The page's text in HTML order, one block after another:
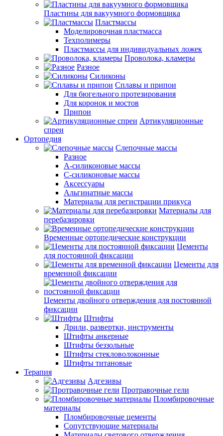
Пластины для вакуумного формовщика
Пластмассы
Моделировочная пластмасса
Техполимеры
Пластмассы для индивидуальных ложек
Проволока, кламеры
Разное
Силиконы
Сплавы и припои
Для бюгельного протезирования
Для коронок и мостов
Припои
Артикуляционные
спреи
Ортопедия
Слепочные массы
Разное
А-силиконовые массы
С-силиконовые массы
Аксессуары
Альгинатные массы
Материалы для регистрации прикуса
Материалы для
перебазировки
Временные ортопедические конструкции
Цементы
для постоянной фиксации
Цементы для
временной фиксации
Цементы двойного отверждения для постоянной
фиксации
Штифты
Дрили, развертки, инструменты
Штифты анкерные
Штифты беззольные
Штифты стекловолоконные
Штифты титановые
Терапия
Адгезивы
Протравочные гели
Пломбировочные
материалы
Пломбировочные цементы
Сопутствующие материалы